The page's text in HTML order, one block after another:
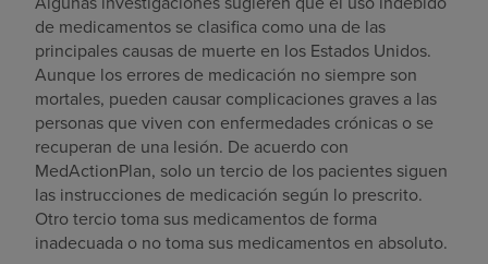
de medicamentos se clasifica como una de las
principales causas de muerte en los Estados Unidos.
Aunque los errores de medicación no siempre son
mortales, pueden causar complicaciones graves a las
personas que viven con enfermedades crónicas o se
recuperan de una lesión. De acuerdo con
MedActionPlan, solo un tercio de los pacientes siguen
las instrucciones de medicación según lo prescrito.
Otro tercio toma sus medicamentos de forma
inadecuada o no toma sus medicamentos en absoluto.